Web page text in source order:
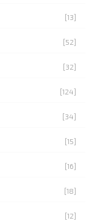
[13]
[52]
[32]
[124]
[34]
[15]
[16]
[18]
[12]